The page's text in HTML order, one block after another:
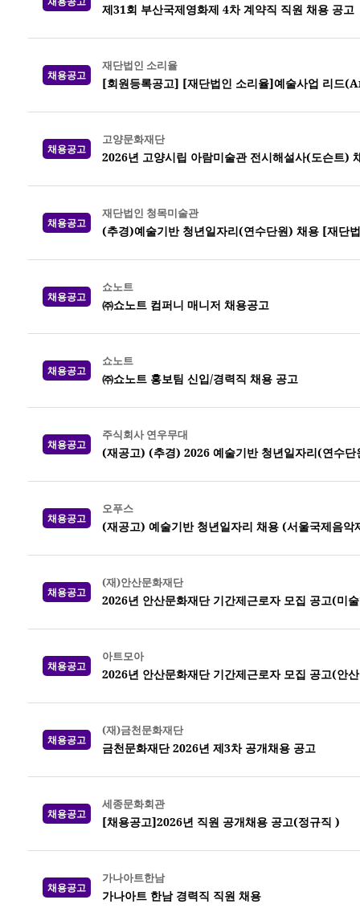
제31회 부산국제영화제 4차 계약직 직원 채용 공고
채용공고
재단법인 소리율
[회원등록공고] [재단법인 소리율]예술사업 리드
채용공고
고양문화재단
2026년 고양시립 아람미술관 전시해설사(도슨트)
채용공고
재단법인 청목미술관
(추경)예술기반 청년일자리(연수단원) 채용 [재단
채용공고
쇼노트
㈜쇼노트 컴퍼니 매니저 채용공고
채용공고
쇼노트
㈜쇼노트 홍보팀 신입/경력직 채용 공고
채용공고
주식회사 연우무대
(재공고) (추경) 2026 예술기반 청년일자리(연수
채용공고
오푸스
(재공고) 예술기반 청년일자리 채용 (서울국제음
채용공고
(재)안산문화재단
2026년 안산문화재단 기간제근로자 모집 공고(미
채용공고
아트모아
2026년 안산문화재단 기간제근로자 모집 공고(안
채용공고
(재)금천문화재단
금천문화재단 2026년 제3차 공개채용 공고
채용공고
세종문화회관
[채용공고]2026년 직원 공개채용 공고(정규직 )
채용공고
가나아트한남
가나아트 한남 경력직 직원 채용